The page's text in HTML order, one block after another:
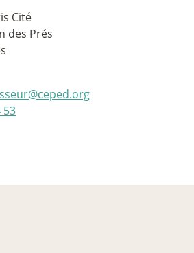
Cité
des Prés
53